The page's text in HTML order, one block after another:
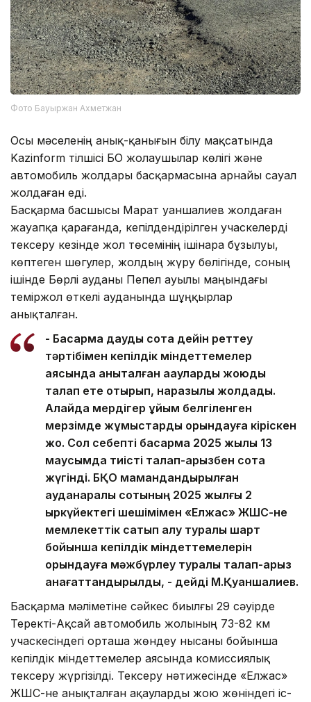
Фото Бауыржан Ахметжан
Осы мәселенің анық-қанығын білу мақсатында
Kazinform тілшісі БҚО жолаушылар көлігі және
автомобиль жолдары басқармасына арнайы сауал
жолдаған еді.
Басқарма басшысы Марат Қуаншалиев жолдаған
жауапқа қарағанда, кепілдендірілген учаскелерді
тексеру кезінде жол төсемінің ішінара бұзылуы,
көптеген шөгулер, жолдың жүру бөлігінде, соның
ішінде Бөрлі ауданы Пепел ауылы маңындағы
теміржол өткелі ауданында шұңқырлар
анықталған.
- Басқарма дауды сотқа дейін реттеу
тәртібімен кепілдік міндеттемелер
аясында анықталған ақауларды жоюды
талап ете отырып, наразылық жолдады.
Алайда мердігер ұйым белгіленген
мерзімде жұмыстарды орындауға кіріскен
жоқ. Сол себепті басқарма 2025 жылы 13
маусымда тиісті талап-арызбен сотқа
жүгінді. БҚО мамандандырылған
ауданаралық сотының 2025 жылғы 2
қыркүйектегі шешімімен «Елжас» ЖШС-не
мемлекеттік сатып алу туралы шарт
бойынша кепілдік міндеттемелерін
орындауға мәжбүрлеу туралы талап-арыз
қанағаттандырылды, - дейді М.Қуаншалиев.
Басқарма мәліметіне сәйкес биылғы 29 сәуірде
Теректі-Ақсай автомобиль жолының 73-82 км
учаскесіндегі орташа жөндеу нысаны бойынша
кепілдік міндеттемелер аясында комиссиялық
тексеру жүргізілді. Тексеру нәтижесінде «Елжас»
ЖШС-не анықталған ақауларды жою жөніндегі іс-